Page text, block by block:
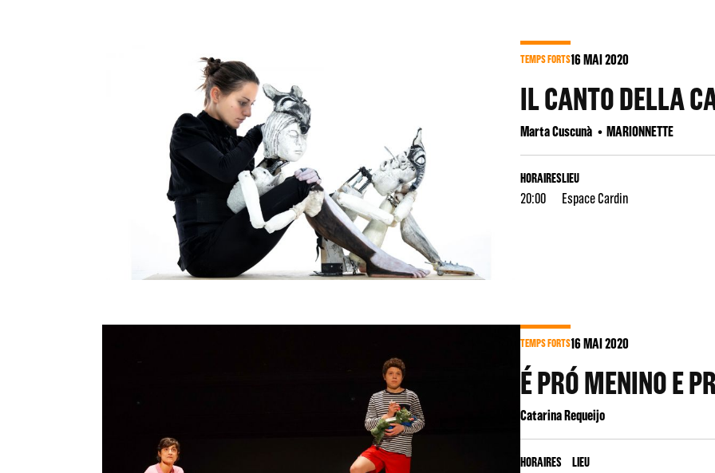
TEMPS FORTS16MAI 2020
IL CANTO DELLA
Marta Cuscunà MARIONNETTE
HORAIRES
20:00
LIEU
Espace Cardin
TEMPS FORTS16MAI 2020
É PRÓ MENINO E
Catarina Requeijo
HORAIRES LIEU